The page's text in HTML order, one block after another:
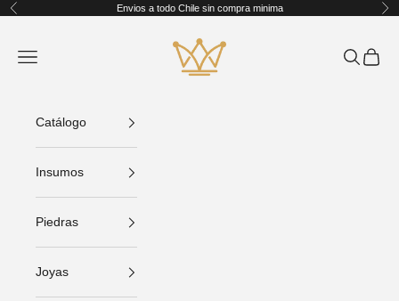
Ir al contenido
Anterior Envios a todo Chile sin compra minima
King Crafts
Abrir menú de navegación
AbrirAbrir
Catálogo
Insumos
Piedras
Joyas